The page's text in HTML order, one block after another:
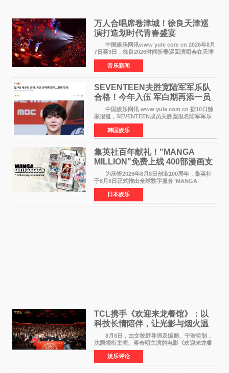
万人合唱席卷津城！徐良天津巡
演打造划时代青春盛宴
中国娱乐网讯www yule com cn 2026年8月
7日至9日，徐良2026时间折叠巡回演唱会在天津
连续举办三场演出。整场演出凭借扎实的音乐内
容、有温度的舞台叙事与充满巧思的现场设计，
为天津本地及专
音乐新闻
SEVENTEEN夫胜宽陆军军乐队
合格！今年入伍 军白期再添一员
中国娱乐网讯 www yule com cn 据10日独
家报道，SEVENTEEN成员夫胜宽报名陆军军乐
队并合格，预计将于今年入伍，成为组合中又一
位履行国防义务的成员。 目前SEVENTEEN
正全面进入军白期—
韩国娱乐
集英社百年献礼！"MANGA
MILLION"免费上线 400部漫画支
援逾百种语言
为庆祝2026年8月8日创业100周年，集英社
于8月6日正式推出全球数字服务"MANGA
MILLION"，无需注册即可免费阅读近400部漫画
作品，总量达100万页，翻译成100多种语言面向
全球读者开放。该服务预
日本娱乐
TCL携手《欢迎来龙餐馆》：以
科技长情陪伴，让光影与烟火温
暖生活
8月8日，由文牧野导演及编剧、宁浩监制，
沈腾领衔主演、蒋奇明主演的电影《欢迎来龙餐
馆》在上海超前点映，主创团队携影片亮相与观
众提前见面。TCL作为本片独家合作伙伴，在路
演现场设置品牌互
娱乐评论